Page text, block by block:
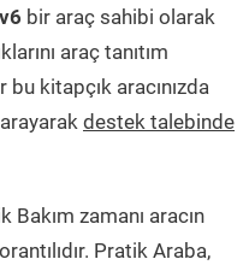
bir araç sahibi olarak
araç tanıtım
kitapçık aracınızda
destek talebinde
Bakım zamanı aracın
Pratik Araba,